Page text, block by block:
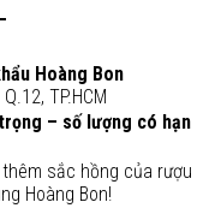
Hoàng Bon
TP.HCM
– số lượng có hạn
sắc hồng của rượu
Hoàng Bon!